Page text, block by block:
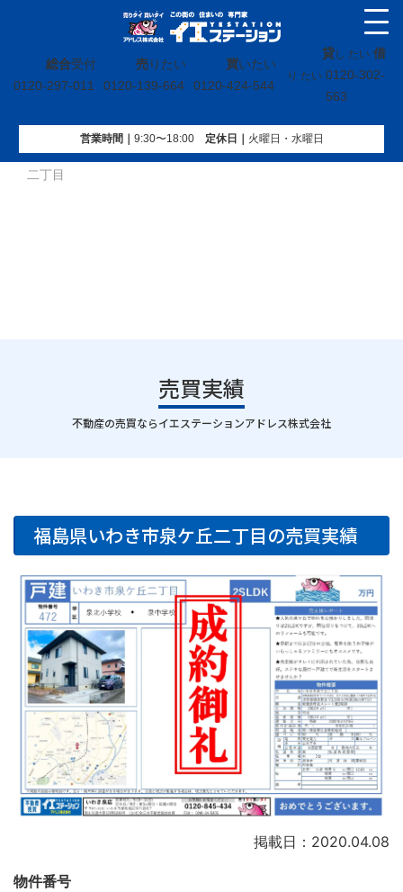
総合受付
0120-297-011
売りたい
0120-139-664
買いたい
0120-424-544
貸し たい 借
り たい 0120-302-
563
営業時間｜ 9:30〜18:00定休⽇｜ 火曜⽇・水曜⽇
イエステーション»売買実績»戸建»福島県いわき市泉ケ丘
二丁目
売買実績
｜
不動産の売買ならイエステーションアドレス株式会社
福島県いわき市泉ケ丘二丁目の売買実績
掲載日：2020.04.08
物件番号